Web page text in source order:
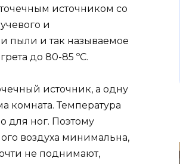
источником со
и
пыли и так называемое
до 80-85 ºС.
источник, а одну
комната. Температура
для ног. Поэтому
воздуха минимальна,
не поднимают,